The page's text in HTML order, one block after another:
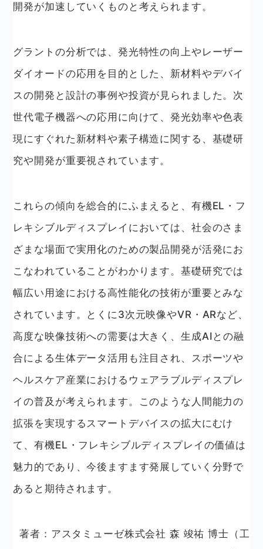
開発が加速していくものと考えられます。
グラントの分析では、発光特性の向上やレーザー
ダイオードの応用を目的とした、新材料やデバイ
スの開発と設計の事例や投資が見られました。次
世代電子機器への応用に向けて、発光効率や色表
現にすぐれた新材料や素子構造に関する、基礎研
究や開発が重要視されています。
これらの傾向を総合的にふまえると、有機EL・フ
レキシブルディスプレイにおいては、社会のさま
ざまな場面で実用化のための製品開発が活発にお
こなわれていることがわかります。基礎研究では
幅広い用途における高性能化の技術が重要とみな
されています。とくに3次元映像やVR・ARなど、
高度な映像技術への需要は大きく、生成AIとの融
合による生体データ活用も注目され、スポーツや
ヘルスケア産業におけるウェアラブルディスプレ
イの普及が考えられます。このような人間能力の
拡張を実現するスマートデバイスの拡大にむけ
て、有機EL・フレキシブルディスプレイの価値は
魅力的であり、今後ますます発展していく分野で
あると期待されます。
著者：アスタミューゼ株式会社 森 竣祐 博士（工